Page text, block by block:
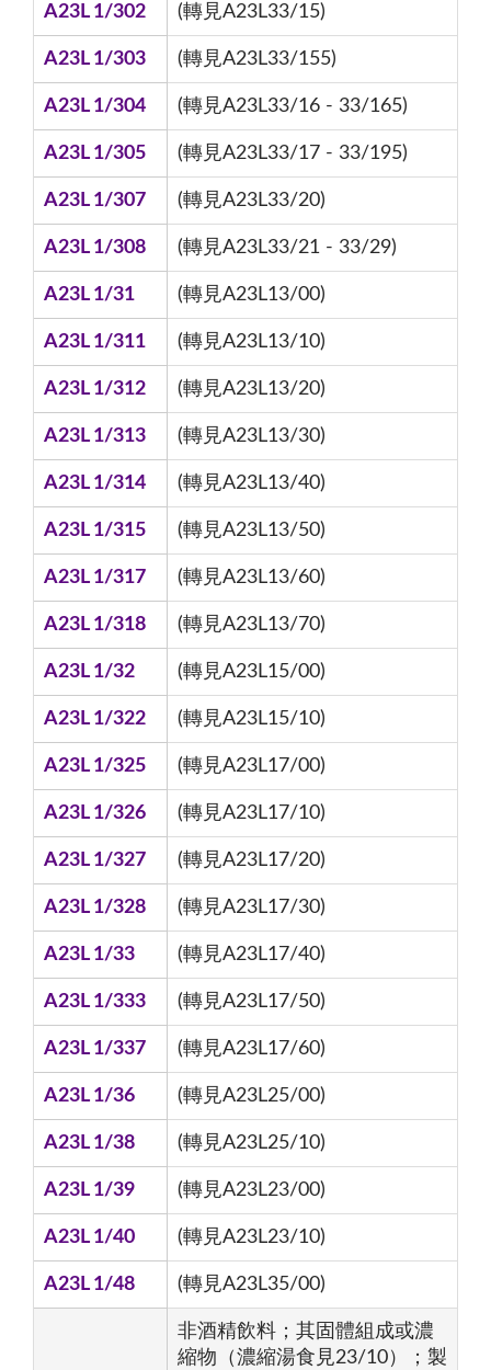
A23L 1/302 (轉見A23L33/15)
A23L 1/303 (轉見A23L33/155)
A23L 1/304 (轉見A23L33/16 - 33/165)
A23L 1/305 (轉見A23L33/17 - 33/195)
A23L 1/307 (轉見A23L33/20)
A23L 1/308 (轉見A23L33/21 - 33/29)
A23L 1/31 (轉見A23L13/00)
A23L 1/311 (轉見A23L13/10)
A23L 1/312 (轉見A23L13/20)
A23L 1/313 (轉見A23L13/30)
A23L 1/314 (轉見A23L13/40)
A23L 1/315 (轉見A23L13/50)
A23L 1/317 (轉見A23L13/60)
A23L 1/318 (轉見A23L13/70)
A23L 1/32 (轉見A23L15/00)
A23L 1/322 (轉見A23L15/10)
A23L 1/325 (轉見A23L17/00)
A23L 1/326 (轉見A23L17/10)
A23L 1/327 (轉見A23L17/20)
A23L 1/328 (轉見A23L17/30)
A23L 1/33 (轉見A23L17/40)
A23L 1/333 (轉見A23L17/50)
A23L 1/337 (轉見A23L17/60)
A23L 1/36 (轉見A23L25/00)
A23L 1/38 (轉見A23L25/10)
A23L 1/39 (轉見A23L23/00)
A23L 1/40 (轉見A23L23/10)
A23L 1/48 (轉見A23L35/00)
非酒精飲料；其固體組成或濃
縮物（濃縮湯食見23/10）；製